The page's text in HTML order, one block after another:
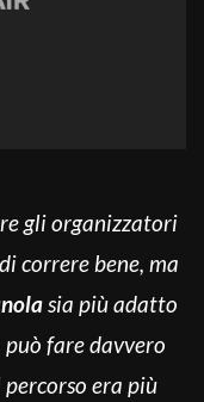
gli organizzatori
correre bene, ma
sia più adatto
fare davvero
era più